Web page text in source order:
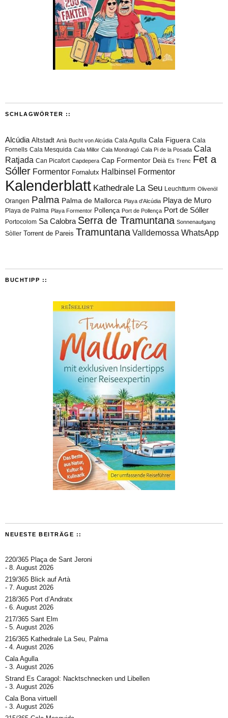
SCHLAGWÖRTER ::
Alcúdia Altstadt Artà Bucht von Alcúdia Cala Agulla Cala Figuera Cala
Fornells Cala Mesquida Cala Millor Cala Mondragó Cala Pi de la Posada Cala
Ratjada Can Picafort Capdepera Cap Formentor Deià Es Trenc Fet a
Sóller Formentor Fornalutx Halbinsel Formentor
Kalenderblatt Kathedrale La Seu Leuchtturm Olivenöl
Orangen Palma Palma de Mallorca Playa d'Alcúdia Playa de Muro
Playa de Palma Playa Formentor Pollença Port de Pollença Port de Sóller
Portocolom Sa Calobra Serra de Tramuntana Sonnenaufgang
Sòller Torrent de Pareis Tramuntana Valldemossa WhatsApp
BUCHTIPP ::
NEUESTE BEITRÄGE ::
220/365 Plaça de Sant Jeroni
8. August 2026
219/365 Blick auf Artà
7. August 2026
218/365 Port d’Andratx
6. August 2026
217/365 Sant Elm
5. August 2026
216/365 Kathedrale La Seu, Palma
4. August 2026
Cala Agulla
3. August 2026
Strand Es Caragol: Nacktschnecken und Libellen
3. August 2026
Cala Bona virtuell
3. August 2026